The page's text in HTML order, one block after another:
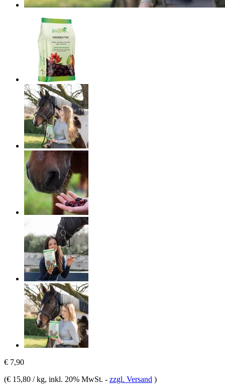
€ 7,90
(€ 15,80 / kg, inkl. 20% MwSt. - zzgl. Versand )